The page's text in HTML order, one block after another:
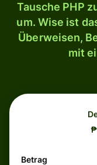
Tausche PHP
um. Wise ist
Überweisen,
mit
Betrag